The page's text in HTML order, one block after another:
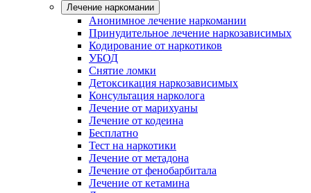
Лечение наркомании
Анонимное лечение наркомании
Принудительное лечение наркозависимых
Кодирование от наркотиков
УБОД
Снятие ломки
Детоксикация наркозависимых
Консультация нарколога
Лечение от марихуаны
Лечение от кодеина
Бесплатно
Тест на наркотики
Лечение от метадона
Лечение от фенобарбитала
Лечение от кетамина